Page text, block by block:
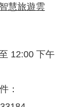
慧旅遊雲
12:00 下午
：